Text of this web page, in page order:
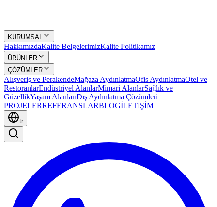
KURUMSAL
HakkımızdaKalite BelgelerimizKalite Politikamız
ÜRÜNLER
ÇÖZÜMLER
Alışveriş ve PerakendeMağaza AydınlatmaOfis AydınlatmaOtel ve
RestoranlarEndüstriyel AlanlarMimari AlanlarSağlık ve
GüzellikYaşam AlanlarıDış Aydınlatma Çözümleri
PROJELERREFERANSLARBLOGİLETİŞİM
tr